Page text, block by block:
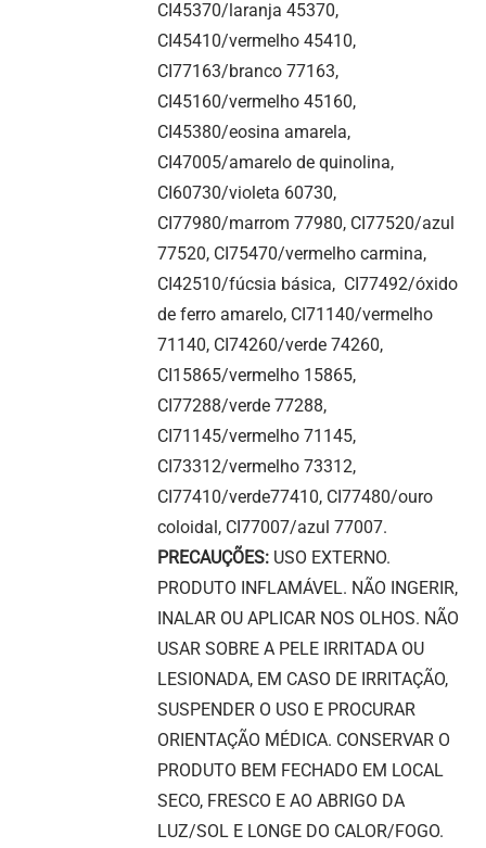
CI45370/laranja 45370,
CI45410/vermelho 45410,
CI77163/branco 77163,
CI45160/vermelho 45160,
CI45380/eosina amarela,
CI47005/amarelo de quinolina,
CI60730/violeta 60730,
CI77980/marrom 77980, CI77520/azul
77520, CI75470/vermelho carmina,
CI42510/fúcsia básica, CI77492/óxido
de ferro amarelo, CI71140/vermelho
71140, CI74260/verde 74260,
CI15865/vermelho 15865,
CI77288/verde 77288,
CI71145/vermelho 71145,
CI73312/vermelho 73312,
CI77410/verde77410, CI77480/ouro
coloidal, CI77007/azul 77007.
PRECAUÇÕES: USO EXTERNO.
PRODUTO INFLAMÁVEL. NÃO INGERIR,
INALAR OU APLICAR NOS OLHOS. NÃO
USAR SOBRE A PELE IRRITADA OU
LESIONADA, EM CASO DE IRRITAÇÃO,
SUSPENDER O USO E PROCURAR
ORIENTAÇÃO MÉDICA. CONSERVAR O
PRODUTO BEM FECHADO EM LOCAL
SECO, FRESCO E AO ABRIGO DA
LUZ/SOL E LONGE DO CALOR/FOGO.